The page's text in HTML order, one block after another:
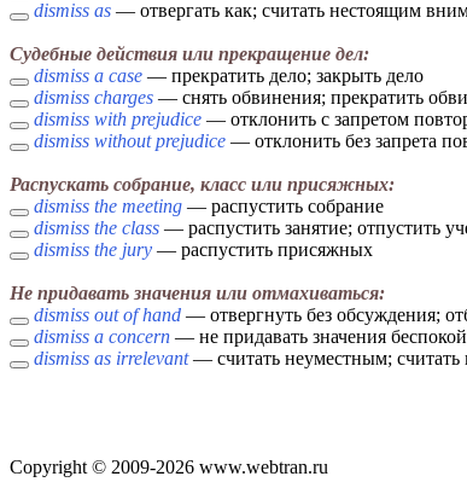
dismiss as — отвергать как; считать нестоящим
Судебные действия или прекращение дел:
dismiss a case — прекратить дело; закрыть дело
dismiss charges — снять обвинения; прекратить
dismiss with prejudice — отклонить с запретом
dismiss without prejudice — отклонить без запрета
Распускать собрание, класс или присяжных:
dismiss the meeting — распустить собрание
dismiss the class — распустить занятие; отпустить
dismiss the jury — распустить присяжных
Не придавать значения или отмахиваться:
dismiss out of hand — отвергнуть без обсуждения;
dismiss a concern — не придавать значения
dismiss as irrelevant— считать неуместным;
Copyright © 2009-2026 www.webtran.ru